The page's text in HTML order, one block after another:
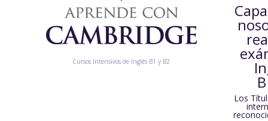
Cursos Intensivos de Inglés B1 y B2
Los